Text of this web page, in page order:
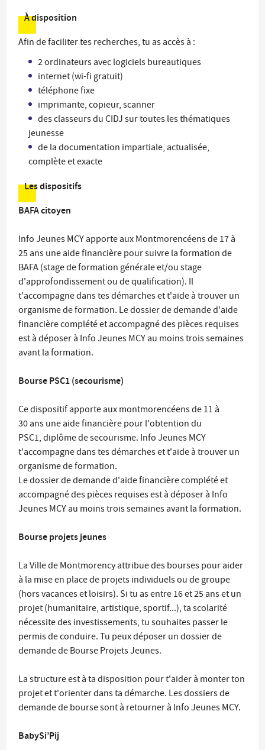
À disposition
Afin de faciliter tes recherches, tu as accès à :
2 ordinateurs avec logiciels bureautiques
internet (wi-fi gratuit)
téléphone fixe
imprimante, copieur, scanner
des classeurs du CIDJ sur toutes les thématiques
jeunesse
de la documentation impartiale, actualisée,
complète et exacte
Les dispositifs
BAFA citoyen
Info Jeunes MCY apporte aux Montmorencéens de 17 à
25 ans une aide financière pour suivre la formation de
BAFA (stage de formation générale et/ou stage
d'approfondissement ou de qualification). Il
t'accompagne dans tes démarches et t'aide à trouver un
organisme de formation. Le dossier de demande d'aide
financière complété et accompagné des pièces requises
est à déposer à Info Jeunes MCY au moins trois semaines
avant la formation.
Bourse PSC1 (secourisme)
Ce dispositif apporte aux montmorencéens de 11 à
30 ans une aide financière pour l'obtention du
PSC1, diplôme de secourisme. Info Jeunes MCY
t'accompagne dans tes démarches et t'aide à trouver un
organisme de formation.
Le dossier de demande d'aide financière complété et
accompagné des pièces requises est à déposer à Info
Jeunes MCY au moins trois semaines avant la formation.
Bourse projets jeunes
La Ville de Montmorency attribue des bourses pour aider
à la mise en place de projets individuels ou de groupe
(hors vacances et loisirs). Si tu as entre 16 et 25 ans et un
projet (humanitaire, artistique, sportif...), ta scolarité
nécessite des investissements, tu souhaites passer le
permis de conduire. Tu peux déposer un dossier de
demande de Bourse Projets Jeunes.
La structure est à ta disposition pour t'aider à monter ton
projet et t'orienter dans ta démarche. Les dossiers de
demande de bourse sont à retourner à Info Jeunes MCY.
BabySi’Pij